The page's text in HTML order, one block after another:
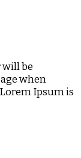
will be
when
Ipsum is